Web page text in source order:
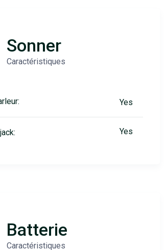
Sonner
Caractéristiques
Yes
Yes
Batterie
Caractéristiques